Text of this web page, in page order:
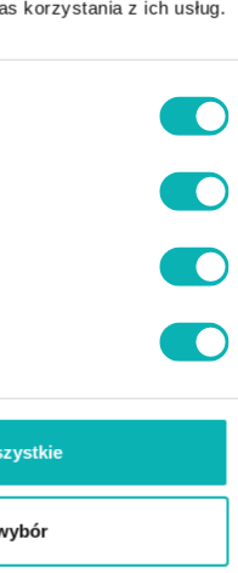
korzystania z ich usług.
Galeria O Nas
Kontakt